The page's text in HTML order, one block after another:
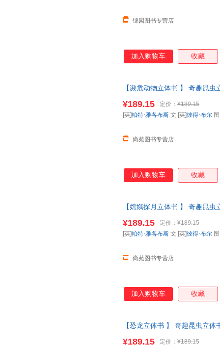
锦园图书专营店
加入购物车 收藏
【濒危动物立体书 】 奇趣昆
【让您无忧购物】
¥189.15 定价： ¥189.15
尚苑图书专营店
[英]帕特·雅各布斯 文 [英]彼得·布尔
加入购物车 收藏
【嫦娥探月立体书 】 奇趣昆
【让您无忧购物】
¥189.15 定价： ¥189.15
尚苑图书专营店
[英]帕特·雅各布斯 文 [英]彼得·布尔
加入购物车 收藏
【恐龙立体书 】 奇趣昆虫立
【让您无忧购物】
¥189.15 定价： ¥189.15